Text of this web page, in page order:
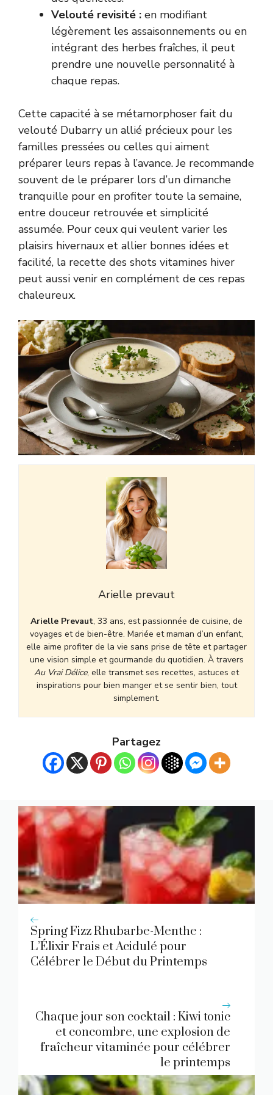
Velouté revisité : en modifiant
légèrement les assaisonnements ou en
intégrant des herbes fraîches, il peut
prendre une nouvelle personnalité à
chaque repas.
Cette capacité à se métamorphoser fait du
velouté Dubarry un allié précieux pour les
familles pressées ou celles qui aiment
préparer leurs repas à l’avance. Je recommande
souvent de le préparer lors d’un dimanche
tranquille pour en profiter toute la semaine,
entre douceur retrouvée et simplicité
assumée. Pour ceux qui veulent varier les
plaisirs hivernaux et allier bonnes idées et
facilité, la recette des shots vitamines hiver
peut aussi venir en complément de ces repas
chaleureux.
Arielle prevaut
Arielle Prevaut, 33 ans, est passionnée de cuisine, de
voyages et de bien-être. Mariée et maman d’un enfant,
elle aime profiter de la vie sans prise de tête et partager
une vision simple et gourmande du quotidien. À travers
Au Vrai Délice, elle transmet ses recettes, astuces et
inspirations pour bien manger et se sentir bien, tout
simplement.
Partagez
Spring Fizz Rhubarbe-Menthe :
L’Élixir Frais et Acidulé pour
Célébrer le Début du Printemps
Chaque jour son cocktail : Kiwi tonic
et concombre, une explosion de
fraîcheur vitaminée pour célébrer
le printemps